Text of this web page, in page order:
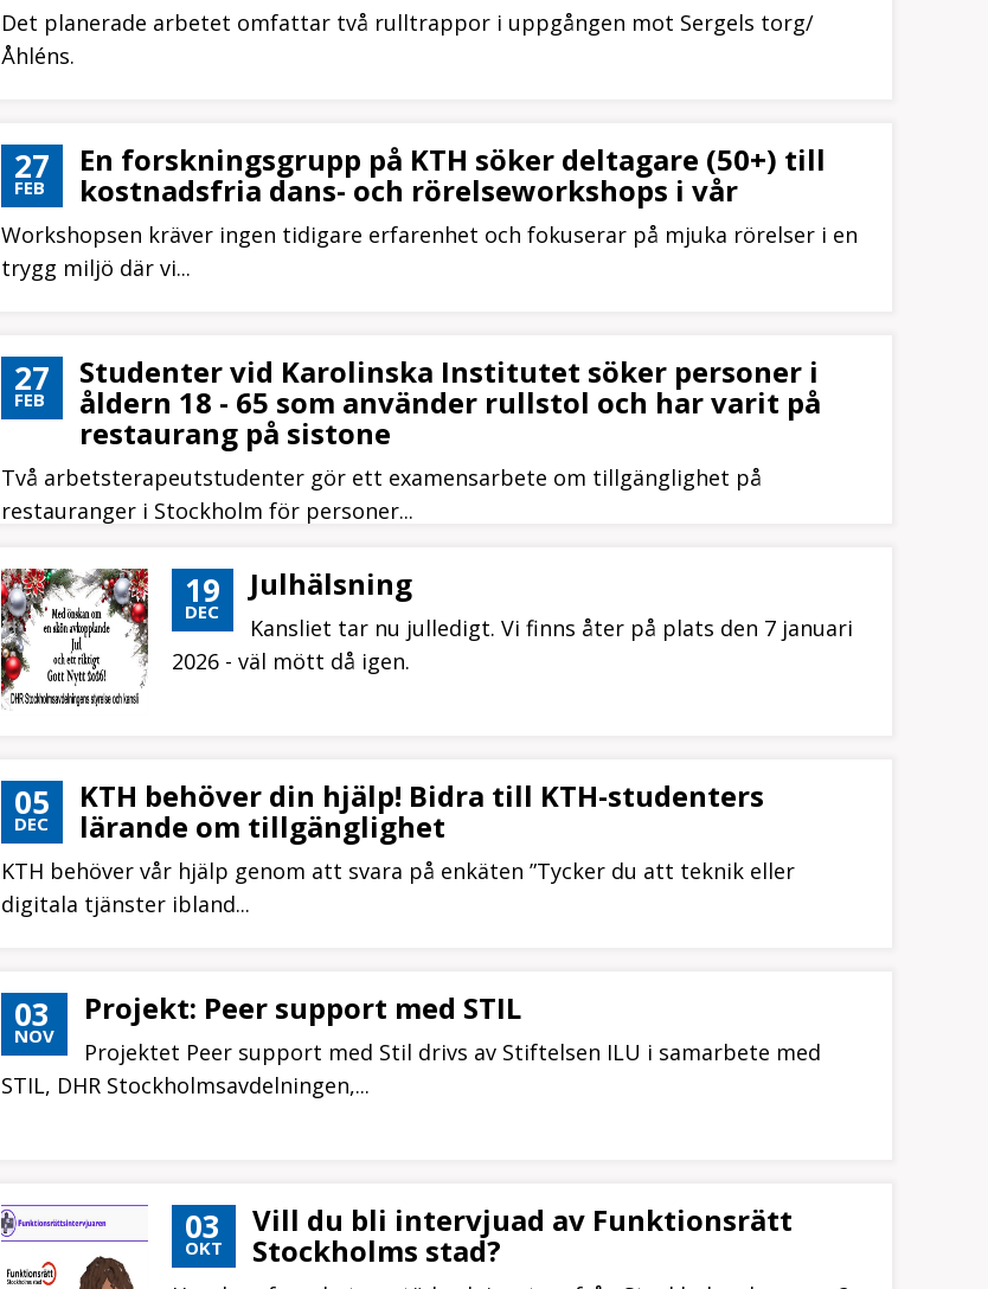
Det planerade arbetet omfattar två rulltrappor i uppgången mot Sergels torg/
Åhléns.
27
FEB
En forskningsgrupp på KTH söker deltagare (50+) till
kostnadsfria dans- och rörelseworkshops i vår
Workshopsen kräver ingen tidigare erfarenhet och fokuserar på mjuka rörelser i en
trygg miljö där vi...
27
FEB
Studenter vid Karolinska Institutet söker personer i
åldern 18 - 65 som använder rullstol och har varit på
restaurang på sistone
Två arbetsterapeutstudenter gör ett examensarbete om tillgänglighet på
restauranger i Stockholm för personer...
19
DEC
Julhälsning
Kansliet tar nu julledigt. Vi finns åter på plats den 7 januari
2026 - väl mött då igen.
05
DEC
KTH behöver din hjälp! Bidra till KTH-studenters
lärande om tillgänglighet
KTH behöver vår hjälp genom att svara på enkäten ”Tycker du att teknik eller
digitala tjänster ibland...
03
NOV
Projekt: Peer support med STIL
Projektet Peer support med Stil drivs av Stiftelsen ILU i samarbete med
STIL, DHR Stockholmsavdelningen,...
03
OKT
Vill du bli intervjuad av Funktionsrätt
Stockholms stad?